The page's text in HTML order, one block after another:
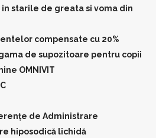
in starile de greata si voma din
compensate cu 20%
de supozitoare pentru copii
OMNIVIT
de Administrare
hiposodică lichidă